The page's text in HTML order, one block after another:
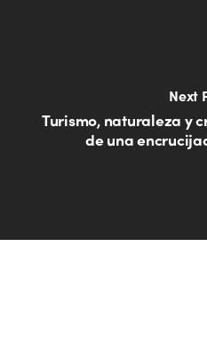
Next
Turismo, naturaleza y
de una